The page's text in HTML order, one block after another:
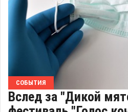
СОБЫТИЯ
Вслед за "Дикой